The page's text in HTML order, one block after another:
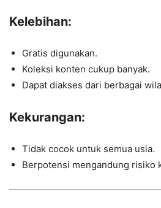
Kelebihan:
Gratis digunakan.
Koleksi konten cukup banyak.
Dapat diakses dari berbagai
Kekurangan:
Tidak cocok untuk semua usia.
Berpotensi mengandung risiko